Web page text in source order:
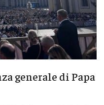
generale di Papa